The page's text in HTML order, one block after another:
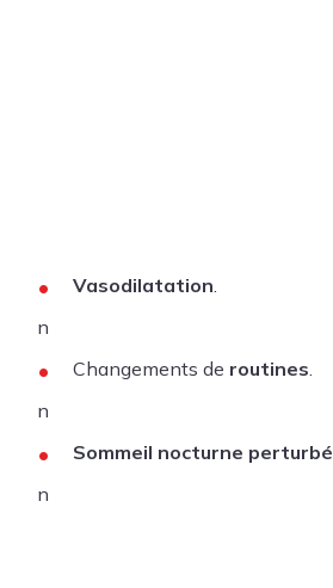
Vasodilatation.
n
Changements de routines.
n
Sommeil nocturne perturbé
n